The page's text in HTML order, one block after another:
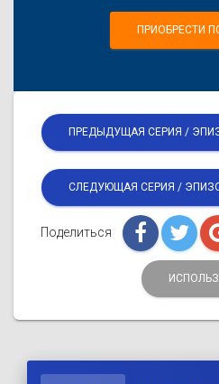
ПРИОБРЕСТИ
ПРЕДЫДУЩАЯ СЕРИЯ /
СЛЕДУЮЩАЯ СЕРИЯ /
Поделиться